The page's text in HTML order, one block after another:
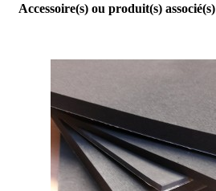
Accessoire(s) ou produit(s) associé(s)